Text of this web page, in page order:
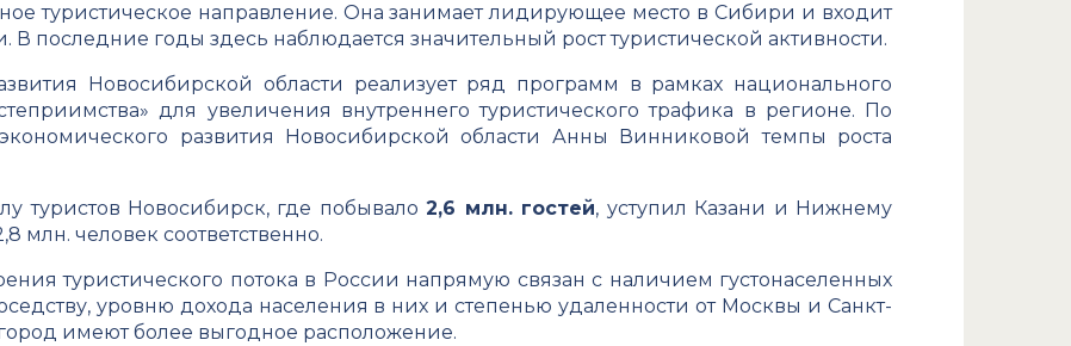
туристическое направление. Она занимает лидирующее место в Сибири и входит
В последние годы здесь наблюдается значительный рост туристической активности.
Новосибирской области реализует ряд программ в рамках национального
для увеличения внутреннего туристического трафика в регионе. По
развития Новосибирской области Анны Винниковой темпы роста
туристов Новосибирск, где побывало2,6 млн. гостей, уступил Казани и Нижнему
млн. человек соответственно.
туристического потока в России напрямую связан с наличием густонаселенных
уровню дохода населения в них и степенью удаленности от Москвы и Санкт-
имеют более выгодное расположение.